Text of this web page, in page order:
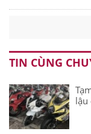
TIN CÙNG
lậu